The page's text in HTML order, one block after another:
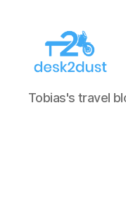
desk2dust
Tobias's travel